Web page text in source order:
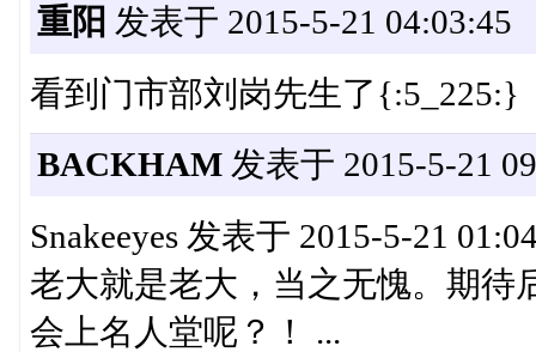
重阳 发表于 2015-5-21 04:03:45
看到门市部刘岗先生了{:5_225:}
BACKHAM发表于 2015-5-21
Snakeeyes 发表于 2015-5-21
老大就是老大，当之无愧。期待
会上名人堂呢？！ ...